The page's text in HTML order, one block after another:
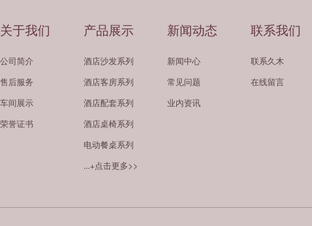
关于我们
公司简介
售后服务
车间展示
荣誉证书
产品展示
酒店沙发系列
酒店客房系列
酒店配套系列
酒店桌椅系列
电动餐桌系列
...+点击更多>>
新闻动态
新闻中心
常见问题
业内资讯
联系我们
联系久木
在线留言